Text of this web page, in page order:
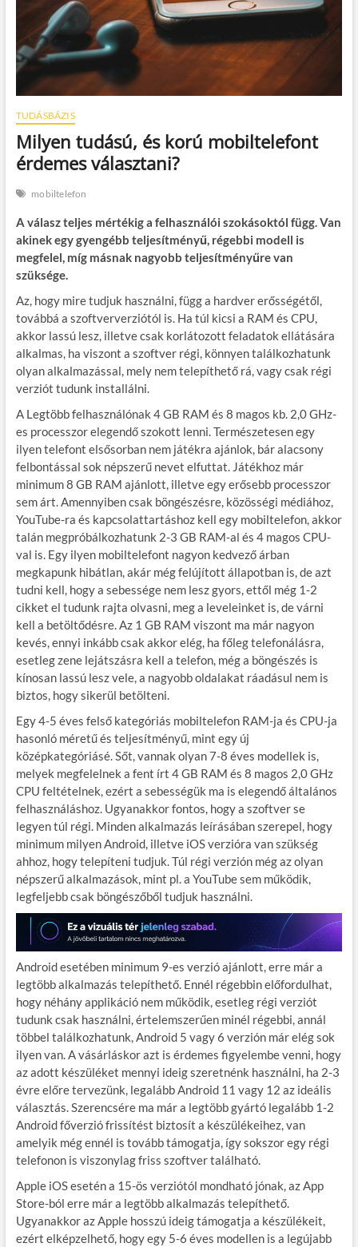
TUDÁSBÁZIS
Milyen tudású, és korú mobiltelefont
érdemes választani?
mobiltelefon
A válasz teljes mértékig a felhasználói szokásoktól függ. Van
akinek egy gyengébb teljesítményű, régebbi modell is
megfelel, míg másnak nagyobb teljesítményűre van
szüksége.
Az, hogy mire tudjuk használni, függ a hardver erősségétől,
továbbá a szoftververziótól is. Ha túl kicsi a RAM és CPU,
akkor lassú lesz, illetve csak korlátozott feladatok ellátására
alkalmas, ha viszont a szoftver régi, könnyen találkozhatunk
olyan alkalmazással, mely nem telepíthető rá, vagy csak régi
verziót tudunk installálni.
A Legtöbb felhasználónak 4 GB RAM és 8 magos kb. 2,0 GHz-
es processzor elegendő szokott lenni. Természetesen egy
ilyen telefont elsősorban nem játékra ajánlok, bár alacsony
felbontással sok népszerű nevet elfuttat. Játékhoz már
minimum 8 GB RAM ajánlott, illetve egy erősebb processzor
sem árt. Amennyiben csak böngészésre, közösségi médiához,
YouTube-ra és kapcsolattartáshoz kell egy mobiltelefon, akkor
talán megpróbálkozhatunk 2-3 GB RAM-al és 4 magos CPU-
val is. Egy ilyen mobiltelefont nagyon kedvező árban
megkapunk hibátlan, akár még felújított állapotban is, de azt
tudni kell, hogy a sebessége nem lesz gyors, ettől még 1-2
cikket el tudunk rajta olvasni, meg a leveleinket is, de várni
kell a betöltődésre. Az 1 GB RAM viszont ma már nagyon
kevés, ennyi inkább csak akkor elég, ha főleg telefonálásra,
esetleg zene lejátszásra kell a telefon, még a böngészés is
kínosan lassú lesz vele, a nagyobb oldalakat ráadásul nem is
biztos, hogy sikerül betölteni.
Egy 4-5 éves felső kategóriás mobiltelefon RAM-ja és CPU-ja
hasonló méretű és teljesítményű, mint egy új
középkategóriásé. Sőt, vannak olyan 7-8 éves modellek is,
melyek megfelelnek a fent írt 4 GB RAM és 8 magos 2,0 GHz
CPU feltételnek, ezért a sebességük ma is elegendő általános
felhasználáshoz. Ugyanakkor fontos, hogy a szoftver se
legyen túl régi. Minden alkalmazás leírásában szerepel, hogy
minimum milyen Android, illetve iOS verzióra van szükség
ahhoz, hogy telepíteni tudjuk. Túl régi verzión még az olyan
népszerű alkalmazások, mint pl. a YouTube sem működik,
legfeljebb csak böngészőből tudjuk használni.
Android esetében minimum 9-es verzió ajánlott, erre már a
legtöbb alkalmazás telepíthető. Ennél régebbin előfordulhat,
hogy néhány applikáció nem működik, esetleg régi verziót
tudunk csak használni, értelemszerűen minél régebbi, annál
többel találkozhatunk, Android 5 vagy 6 verzión már elég sok
ilyen van. A vásárláskor azt is érdemes figyelembe venni, hogy
az adott készüléket mennyi ideig szeretnénk használni, ha 2-3
évre előre tervezünk, legalább Android 11 vagy 12 az ideális
választás. Szerencsére ma már a legtöbb gyártó legalább 1-2
Android főverzió frissítést biztosít a készülékeihez, van
amelyik még ennél is tovább támogatja, így sokszor egy régi
telefonon is viszonylag friss szoftver található.
Apple iOS esetén a 15-ös verziótól mondható jónak, az App
Store-ból erre már a legtöbb alkalmazás telepíthető.
Ugyanakkor az Apple hosszú ideig támogatja a készülékeit,
ezért elképzelhető, hogy egy 5-6 éves modellen is a legújabb